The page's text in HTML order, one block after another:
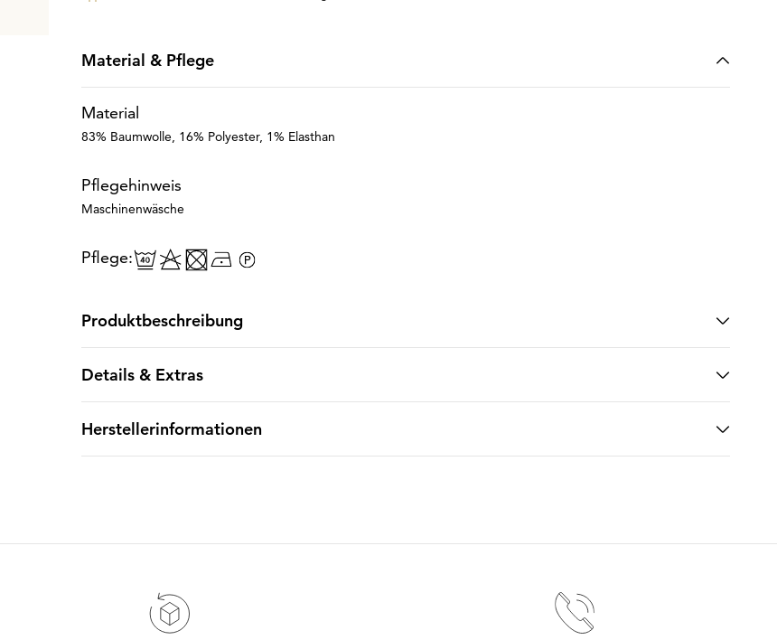
Material & Pflege
Material
83% Baumwolle, 16% Polyester, 1% Elasthan
Pflegehinweis
Maschinenwäsche
Pflege:
Produktbeschreibung
Details & Extras
Herstellerinformationen